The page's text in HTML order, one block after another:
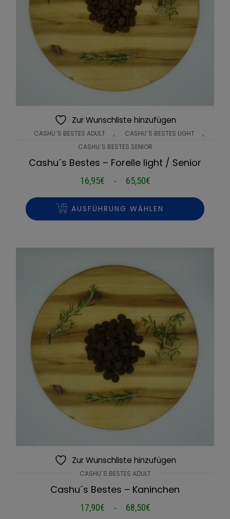
Zur Wunschliste hinzufügen
CASHU´S BESTES ADULT , CASHU´S BESTES LIGHT ,
CASHU´S BESTES SENIOR
Cashu´s Bestes – Forelle light / Senior
16,95€ – 65,50€
bis
AUSFÜHRUNG WÄHLEN
Zur Wunschliste hinzufügen
CASHU´S BESTES ADULT
Cashu´s Bestes – Kaninchen
17,90€ – 68,50€